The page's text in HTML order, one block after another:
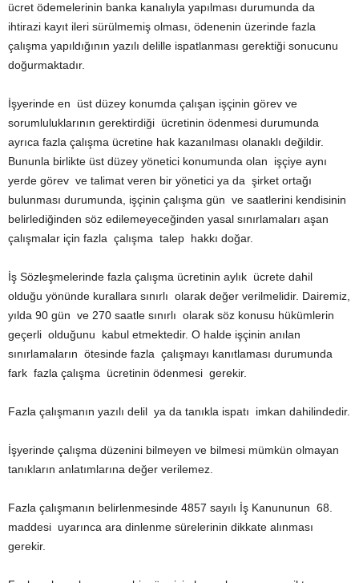
ücret ödemelerinin banka kanalıyla yapılması durumunda da
ihtirazi kayıt ileri sürülmemiş olması, ödenenin üzerinde fazla
çalışma yapıldığının yazılı delille ispatlanması gerektiği sonucunu
doğurmaktadır.
İşyerinde en üst düzey konumda çalışan işçinin görev ve
sorumluluklarının gerektirdiği ücretinin ödenmesi durumunda
ayrıca fazla çalışma ücretine hak kazanılması olanaklı değildir.
Bununla birlikte üst düzey yönetici konumunda olan işçiye aynı
yerde görev ve talimat veren bir yönetici ya da şirket ortağı
bulunması durumunda, işçinin çalışma gün ve saatlerini kendisinin
belirlediğinden söz edilemeyeceğinden yasal sınırlamaları aşan
çalışmalar için fazla çalışma talep hakkı doğar.
İş Sözleşmelerinde fazla çalışma ücretinin aylık ücrete dahil
olduğu yönünde kurallara sınırlı olarak değer verilmelidir. Dairemiz,
yılda 90 gün ve 270 saatle sınırlı olarak söz konusu hükümlerin
geçerli olduğunu kabul etmektedir. O halde işçinin anılan
sınırlamaların ötesinde fazla çalışmayı kanıtlaması durumunda
fark fazla çalışma ücretinin ödenmesi gerekir.
Fazla çalışmanın yazılı delil ya da tanıkla ispatı imkan dahilindedir.
İşyerinde çalışma düzenini bilmeyen ve bilmesi mümkün olmayan
tanıkların anlatımlarına değer verilemez.
Fazla çalışmanın belirlenmesinde 4857 sayılı İş Kanununun 68.
maddesi uyarınca ara dinlenme sürelerinin dikkate alınması
gerekir.